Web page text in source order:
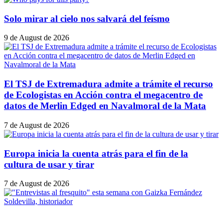
Solo mirar al cielo nos salvará del feísmo
9 de August de 2026
El TSJ de Extremadura admite a trámite el recurso
de Ecologistas en Acción contra el megacentro de
datos de Merlin Edged en Navalmoral de la Mata
7 de August de 2026
Europa inicia la cuenta atrás para el fin de la
cultura de usar y tirar
7 de August de 2026